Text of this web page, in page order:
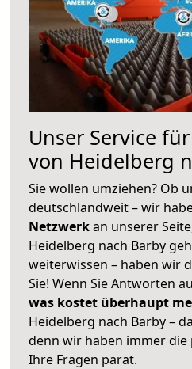
Unser Service
von Heidelberg
Sie wollen umziehen? Ob
deutschlandweit – wir
Netzwerkan unserer
Heidelberg nach Barby
weiterwissen – haben wir
Sie! Wenn Sie Antworten
was kostet überhaupt
Heidelberg nach Barby –
denn wir haben immer
Ihre Fragen parat.